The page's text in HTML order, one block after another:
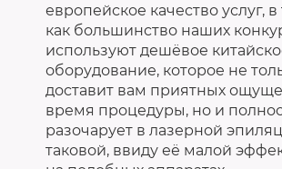
европейское качество услуг,
как большинство наших
используют дешёвое
оборудование, которое не
доставит вам приятных
время процедуры, но и
разочарует в лазерной
таковой, ввиду её малой